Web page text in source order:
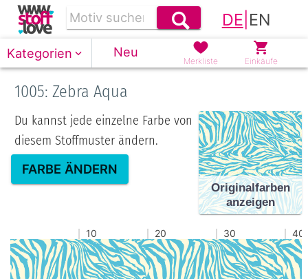
DE EN
Kategorien Neu
Merkliste Einkäufe
1005: Zebra Aqua
Du kannst jede einzelne Farbe von
diesem Stoffmuster ändern.
FARBE ÄNDERN
Originalfarben
anzeigen